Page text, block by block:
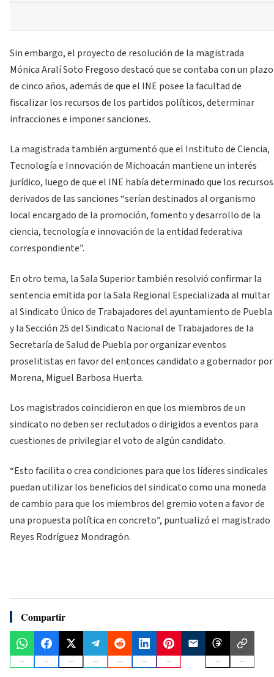
Sin embargo, el proyecto de resolución de la magistrada
Mónica Aralí Soto Fregoso destacó que se contaba con un plazo
de cinco años, además de que el INE posee la facultad de
fiscalizar los recursos de los partidos políticos, determinar
infracciones e imponer sanciones.
La magistrada también argumentó que el Instituto de Ciencia,
Tecnología e Innovación de Michoacán mantiene un interés
jurídico, luego de que el INE había determinado que los recursos
derivados de las sanciones “serían destinados al organismo
local encargado de la promoción, fomento y desarrollo de la
ciencia, tecnología e innovación de la entidad federativa
correspondiente”.
En otro tema, la Sala Superior también resolvió confirmar la
sentencia emitida por la Sala Regional Especializada al multar
al Sindicato Único de Trabajadores del ayuntamiento de Puebla
y la Sección 25 del Sindicato Nacional de Trabajadores de la
Secretaría de Salud de Puebla por organizar eventos
proselitistas en favor del entonces candidato a gobernador por
Morena, Miguel Barbosa Huerta.
Los magistrados coincidieron en que los miembros de un
sindicato no deben ser reclutados o dirigidos a eventos para
cuestiones de privilegiar el voto de algún candidato.
“Esto facilita o crea condiciones para que los líderes sindicales
puedan utilizar los beneficios del sindicato como una moneda
de cambio para que los miembros del gremio voten a favor de
una propuesta política en concreto”, puntualizó el magistrado
Reyes Rodríguez Mondragón.
Compartir